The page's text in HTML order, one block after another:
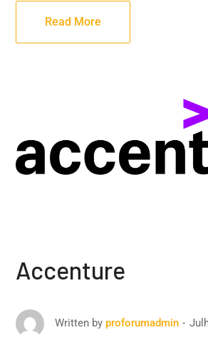
Read More
Accenture
Written by proforumadmin